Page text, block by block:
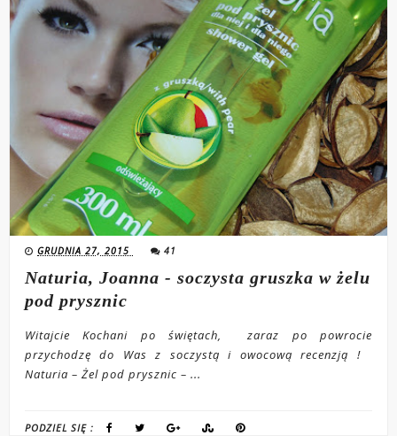
GRUDNIA 27, 2015 41
Naturia, Joanna - soczysta gruszka w żelu
pod prysznic
Witajcie Kochani po świętach, zaraz po powrocie
przychodzę do Was z soczystą i owocową recenzją !
Naturia – Żel pod prysznic – ...
PODZIEL SIĘ :